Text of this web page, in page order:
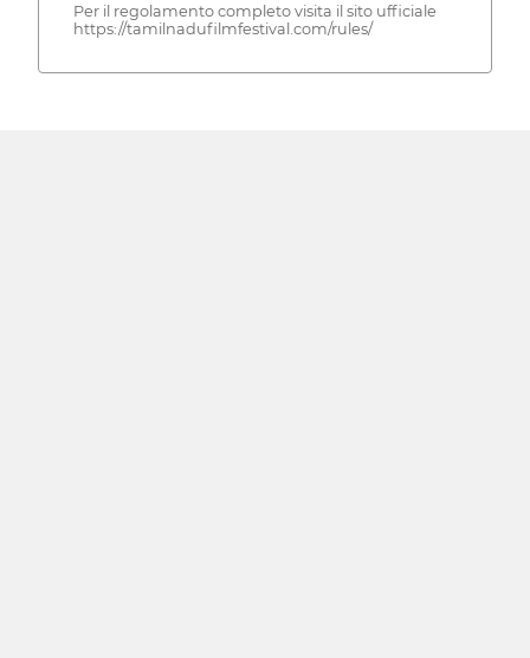
Per il regolamento completo visita il sito ufficiale
https://tamilnadufilmfestival.com/rules/